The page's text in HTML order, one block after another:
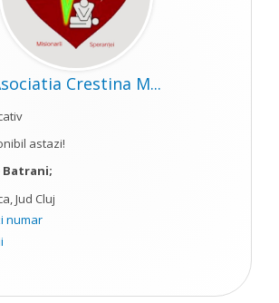
Crestina M...
astazi!
Batrani;
Jud Cluj
numar